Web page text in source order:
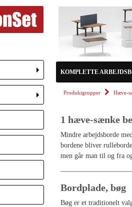
KOMPLETTE
Produktgrupper Hæve-
1 hæve-sænke
Mindre arbejdsborde
bordene bliver
men går man til og fra
Bordplade, bøg
Bøg er et traditionelt
+
+